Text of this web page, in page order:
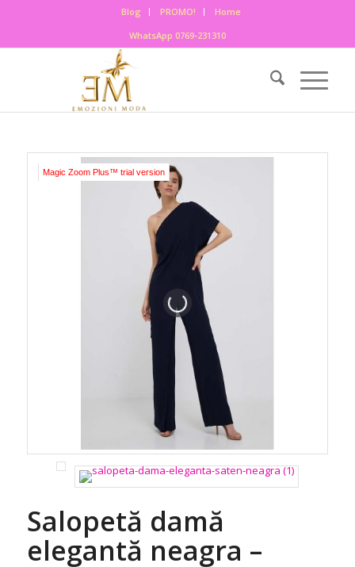
Blog PROMO!
Home
WhatsApp 0769-231310
Magic Zoom Plus™ trial version
Salopetă damă
elegantă neagra –